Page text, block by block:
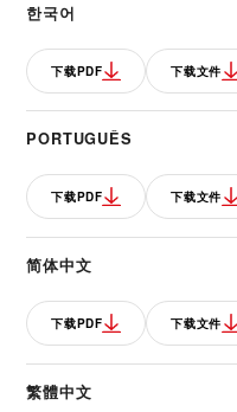
한국어
下载PDF 下载文件
PORTUGUÊS
下载PDF 下载文件
简体中文
下载PDF 下载文件
繁體中文